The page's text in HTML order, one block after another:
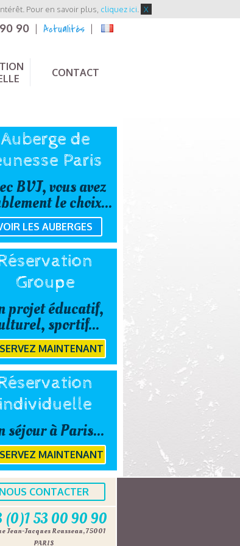
Pour en savoir plus, cliquez ici X
90 Actualités
CONTACT
Auberge de
Paris
BVJ, vous avez
le choix...
LES AUBERGES
Groupe
projet éducatif,
sportif...
MAINTENANT
individuelle
séjour à Paris...
MAINTENANT
NOUS CONTACTER
(0)1 53 00 90 90
Jean-Jacques Rousseau, 75001
PARIS